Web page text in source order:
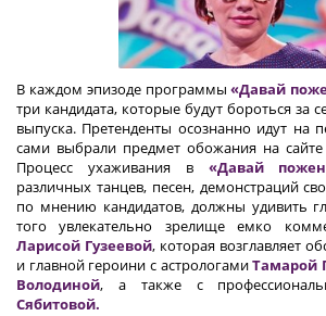
В каждом эпизоде программы«Давай
три кандидата, которые будут бороться за
выпуска. Претенденты осознанно идут на
сами выбрали предмет обожания на сайте
Процесс ухаживания в «Давай
различных танцев, песен, демонстраций
по мнению кандидатов, должны удивить
того увлекательно зрелище емко
Ларисой Гузеевой, которая возглавляет
и главной героини с астрологамиТамарой
Володиной, а также с
Сябитовой.